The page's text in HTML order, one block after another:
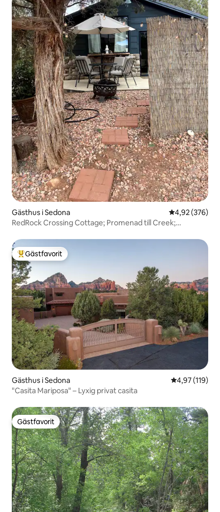
Gästhus i Sedona 4,92 av 5 i
4,92 (376)
RedRock Crossing Cottage; Promenad till Creek;
Populär gästfavorit
Gästfavorit
Gästhus i Sedona 4,97 av 5 i
4,97 (119)
"Casita Mariposa" – Lyxig privat casita
Gästfavorit
Gästfavorit